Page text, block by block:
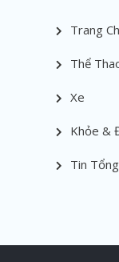
Trang
Thể
Xe
Khỏe &
Tin